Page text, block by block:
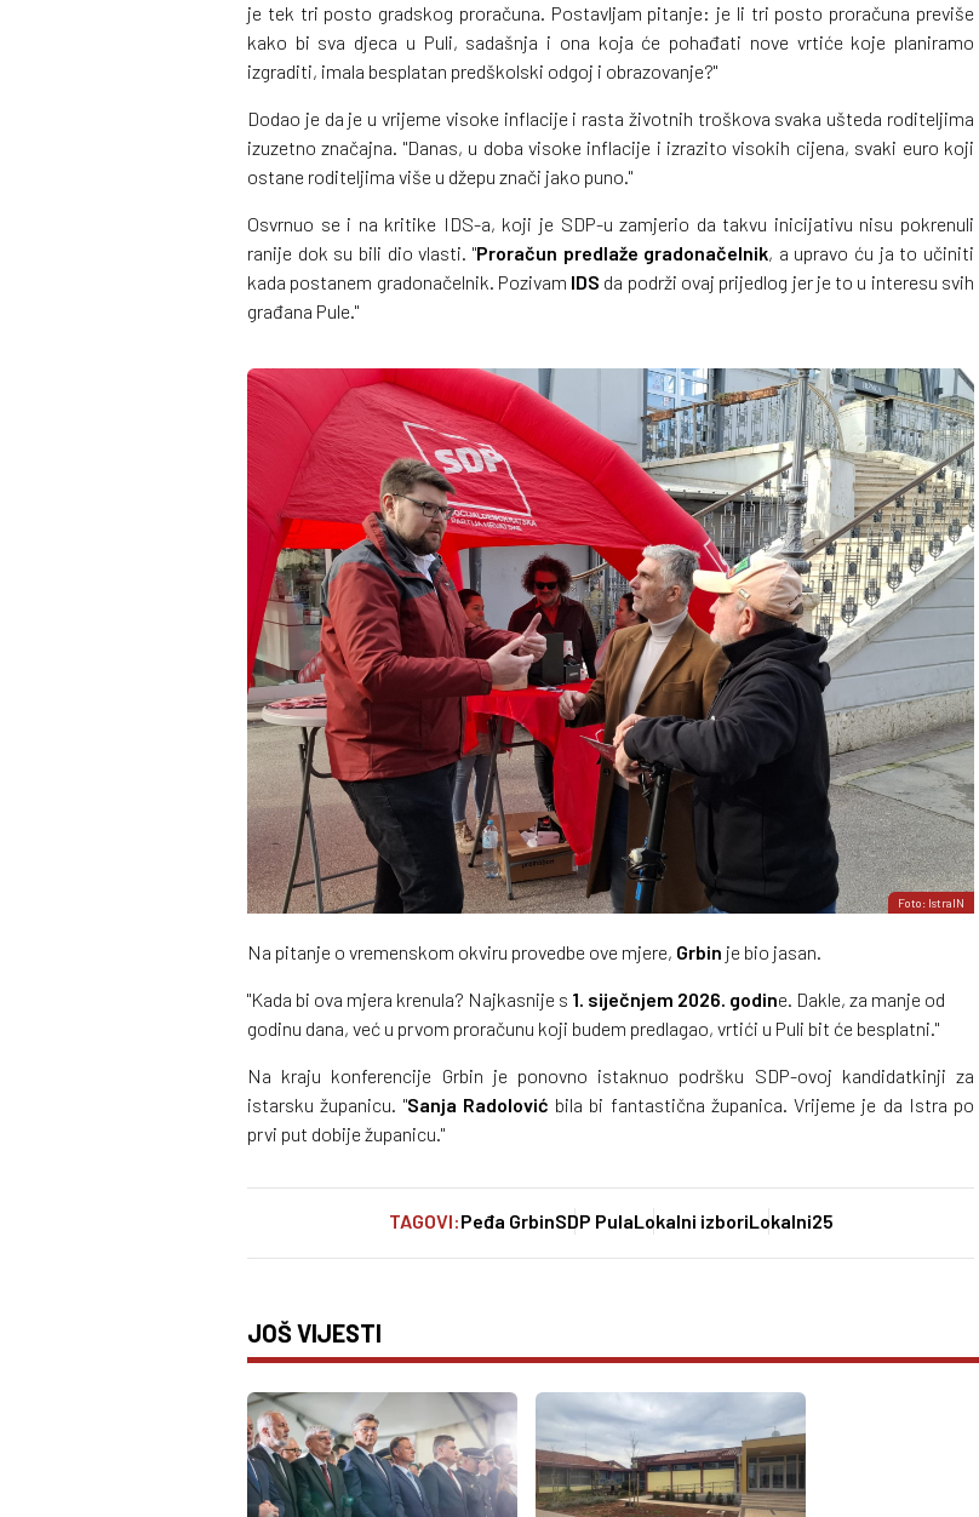
je tek tri posto gradskog proračuna. Postavljam pitanje: je li tri posto proračuna previše
kako bi sva djeca u Puli, sadašnja i ona koja će pohađati nove vrtiće koje planiramo
izgraditi, imala besplatan predškolski odgoj i obrazovanje?"
Dodao je da je u vrijeme visoke inflacije i rasta životnih troškova svaka ušteda roditeljima
izuzetno značajna. "Danas, u doba visoke inflacije i izrazito visokih cijena, svaki euro koji
ostane roditeljima više u džepu znači jako puno."
Osvrnuo se i na kritike IDS-a, koji je SDP-u zamjerio da takvu inicijativu nisu pokrenuli
ranije dok su bili dio vlasti. "Proračun predlaže gradonačelnik, a upravo ću ja to učiniti
kada postanem gradonačelnik. Pozivam IDS da podrži ovaj prijedlog jer je to u interesu svih
građana Pule."
Foto: IstraIN
Na pitanje o vremenskom okviru provedbe ove mjere, Grbin je bio jasan.
"Kada bi ova mjera krenula? Najkasnije s 1. siječnjem 2026. godine. Dakle, za manje od
godinu dana, već u prvom proračunu koji budem predlagao, vrtići u Puli bit će besplatni."
Na kraju konferencije Grbin je ponovno istaknuo podršku SDP-ovoj kandidatkinji za
istarsku županicu. "Sanja Radolović bila bi fantastična županica. Vrijeme je da Istra po
prvi put dobije županicu."
TAGOVI:Peđa GrbinSDP PulaLokalni izboriLokalni25
JOŠ VIJESTI